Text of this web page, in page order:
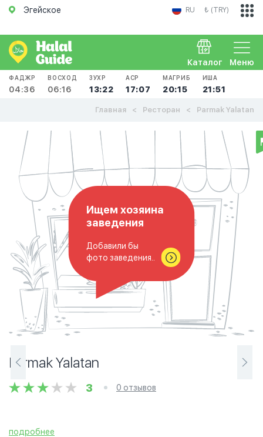
Эгейское RU ₺ (TRY)
Меню
Каталог
ФАДЖР
04:36
ВОСХОД
06:16
ЗУХР
13:22
АСР
17:07
МАГРИБ
20:15
ИША
21:51
Главная Ресторан Parmak Yalatan
Ищем хозяина
заведения
Добавили бы
фото заведения..
Parmak Yalatan
3 0 отзывов
подробнее